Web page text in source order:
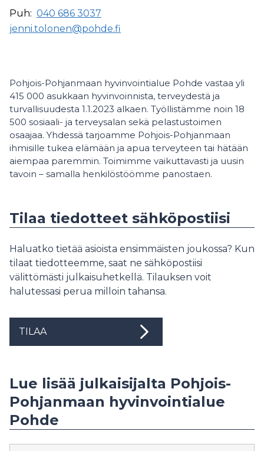
Puh: 040 686 3037
jenni.tolonen@pohde.fi
Pohjois-Pohjanmaan hyvinvointialue Pohde vastaa yli
415 000 asukkaan hyvinvoinnista, terveydestä ja
turvallisuudesta 1.1.2023 alkaen. Työllistämme noin 18
500 sosiaali- ja terveysalan sekä pelastustoimen
osaajaa. Yhdessä tarjoamme Pohjois-Pohjanmaan
ihmisille tukea elämään ja apua terveyteen tai hätään
aiempaa paremmin. Toimimme vaikuttavasti ja uusin
tavoin – samalla henkilöstöömme panostaen.
Tilaa tiedotteet sähköpostiisi
Haluatko tietää asioista ensimmäisten joukossa? Kun
tilaat tiedotteemme, saat ne sähköpostiisi
välittömästi julkaisuhetkellä. Tilauksen voit
halutessasi perua milloin tahansa.
TILAA
Lue lisää julkaisijalta Pohjois-
Pohjanmaan hyvinvointialue
Pohde